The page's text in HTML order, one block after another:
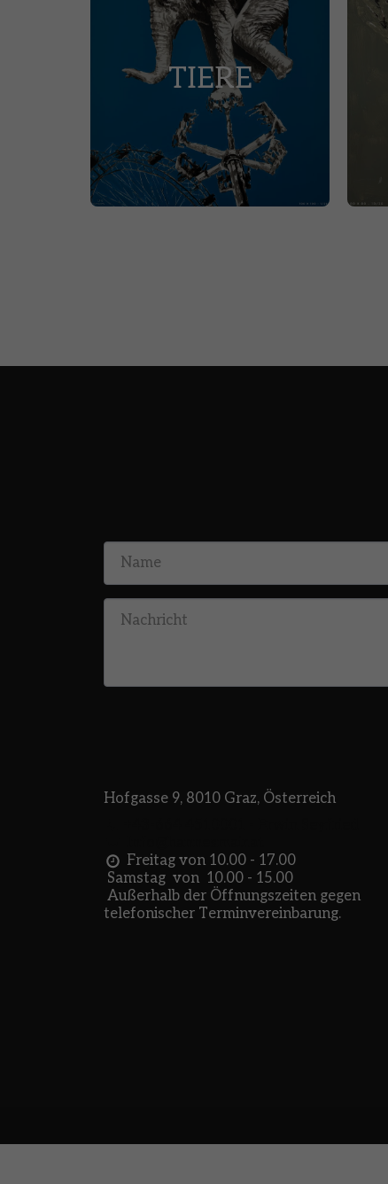
TIERE
Hofgasse 9, 8010 Graz, Österreich
Freitag von 10.00 - 17.00
telefonischer Terminvereinbarung.